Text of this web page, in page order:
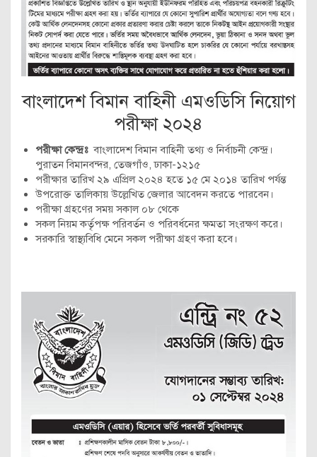
বাংলাদেশ বিমান বাহিনী এমওডিসি নিয়োগ
পরীক্ষা ২০২৪
পরীক্ষা কেন্দ্রঃ বাংলাদেশ বিমান বাহিনী তথ্য ও নির্বাচনী কেন্দ্র।
পুরাতন বিমানবন্দর, তেজগাঁও, ঢাকা-১২১৫
পরীক্ষার তারিখ ২৯ এপ্রিল ২০২৪ হতে ১৫ মে ২০১৪ তারিখ পর্যন্ত
উপরোক্ত তালিকায় উল্লেখিত জেলার আবেদন করতে পারবেন।
পরীক্ষা গ্রহণের সময় সকাল ০৮ থেকে
সকল নিয়ম কর্তৃপক্ষ পরিবর্তন ও পরিবর্ধনের ক্ষমতা সংরক্ষণ করে।
সরকারি স্বাস্থ্যবিধি মেনে সকল পরীক্ষা গ্রহণ করা হবে।